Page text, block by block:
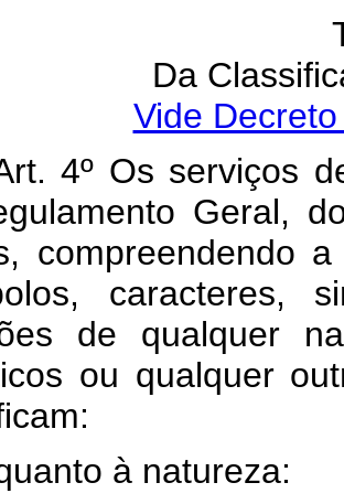
Da
Vide
Os serviços de
Geral,
compreendendo
caracteres,
de qualquer
ou qualquer
à natureza: